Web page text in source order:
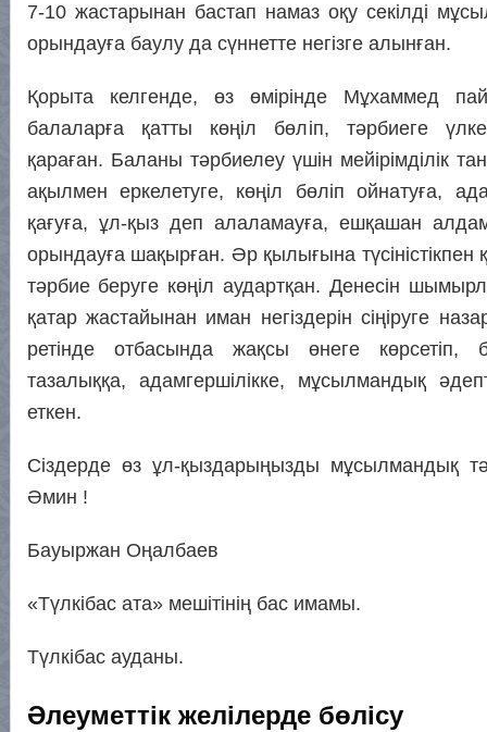
7-10 жастарынан бастап намаз оқу секілді
орындауға баулу да сүннетте негізге алынған.
Қорыта келгенде, өз өмірінде Мұхаммед
балаларға қатты көңіл бөліп, тәрбиеге
қараған. Баланы тәрбиелеу үшін мейірімділік
ақылмен еркелетуге, көңіл бөліп ойнатуға,
қағуға, ұл-қыз деп алаламауға, ешқашан
орындауға шақырған. Әр қылығына
тәрбие беруге көңіл аудартқан. Денесін
қатар жастайынан иман негіздерін сіңіруге
ретінде отбасында жақсы өнеге көрсетіп,
тазалыққа, адамгершілікке, мұсылмандық
еткен.
Сіздерде өз ұл-қыздарыңызды мұсылмандық
Әмин !
Бауыржан Оңалбаев
«Түлкібас ата» мешітінің бас имамы.
Түлкібас ауданы.
Әлеуметтік желілерде бөлісу